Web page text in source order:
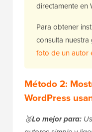
directamente en
Para obtener
consulta
foto de un autor
Método 2:
WordPress
🥈Lo mejor para: